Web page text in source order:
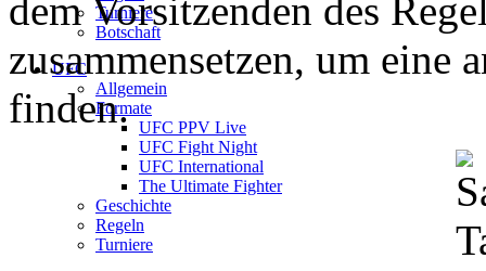
Turniere
Botschaft
UFC
Allgemein
Formate
UFC PPV Live
UFC Fight Night
UFC International
The Ultimate Fighter
Geschichte
Regeln
Turniere
dem Vorsitzenden des
zusammensetzen, um eine
finden.